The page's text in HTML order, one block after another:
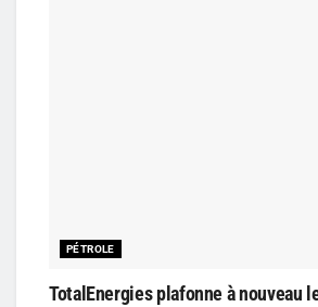
PÉTROLE
TotalEnergies plafonne à nouveau